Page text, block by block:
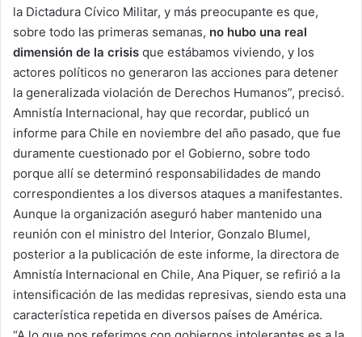
la Dictadura Cívico Militar, y más preocupante es que,
sobre todo las primeras semanas, no hubo una real
dimensión de la crisis que estábamos viviendo, y los
actores políticos no generaron las acciones para detener
la generalizada violación de Derechos Humanos”, precisó.
Amnistía Internacional, hay que recordar, publicó un
informe para Chile en noviembre del año pasado, que fue
duramente cuestionado por el Gobierno, sobre todo
porque allí se determinó responsabilidades de mando
correspondientes a los diversos ataques a manifestantes.
Aunque la organización aseguró haber mantenido una
reunión con el ministro del Interior, Gonzalo Blumel,
posterior a la publicación de este informe, la directora de
Amnistía Internacional en Chile, Ana Piquer, se refirió a la
intensificación de las medidas represivas, siendo esta una
característica repetida en diversos países de América.